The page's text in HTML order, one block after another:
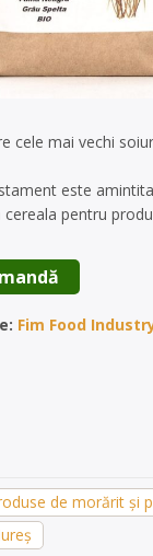
cele mai vechi
este
pentru
Fim Food
de morărit și